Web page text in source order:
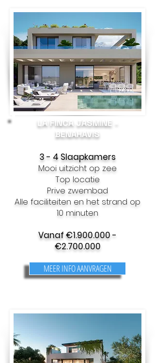
LA FINCA JASMINE -
BENAHAVIS
3 - 4 Slaapkamers
Mooi uitzicht op zee
Top locatie
Prive zwembad
Alle faciliteiten en het strand op
10 minuten
Vanaf €1.900.000 -
€2.700.000
MEER INFO AANVRAGEN